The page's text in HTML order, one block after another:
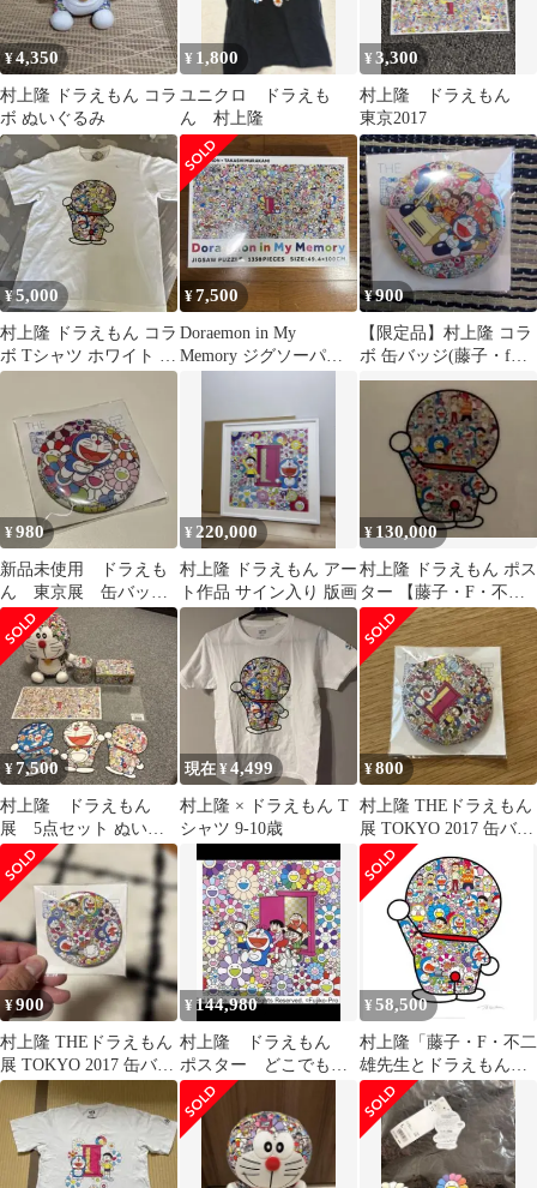
¥4,350
村上隆 ドラえもん コラ
ボ ぬいぐるみ
¥ 1,800
ユニクロ ドラえも
ん 村上隆
¥3,300
村上隆 ドラえもん
東京2017
¥5,000
村上隆 ドラえもん コラ
ボ Tシャツ ホワイト L
サイズ
¥7,500
Doraemon in My
Memory ジグソーパズ
¥900
【限定品】村上隆 コラ
ボ 缶バッジ(藤子・f・
不二雄が中央に描かれ
ている作品)
¥980
新品未使用 ドラえも
ん 東京展 缶バッ
ジ バッジ ピンズ
村上隆 コラボ
¥ 220,000
村上隆 ドラえもん アー
ト作品 サイン入り 版画
¥ 130,000
村上隆 ドラえもん ポス
ター 【藤子・F・不二
雄先生とドラえもんが
お花畑に居る】
¥7,500
村上隆 ドラえもん
展 5点セット ぬいぐ
るみ（タグ付き）
現在 ¥4,499
村上隆 × ドラえもん T
シャツ 9-10歳
¥800
村上隆 THEドラえもん
展 TOKYO 2017 缶バッ
ジ
¥900
村上隆 THEドラえもん
展 TOKYO 2017 缶バッ
ジ
¥ 144,980
村上隆 ドラえもん
ポスター どこでもド
アで助かった
¥ 58,500
村上隆「藤子・F・不二
雄先生とドラえもんが
お花畑に居る」ED1000
納品書付